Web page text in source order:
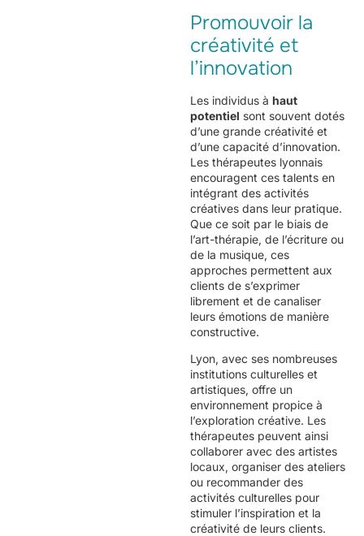
Promouvoir la
créativité et
l’innovation
Les individus à haut
potentiel sont souvent dotés
d’une grande créativité et
d’une capacité d’innovation.
Les thérapeutes lyonnais
encouragent ces talents en
intégrant des activités
créatives dans leur pratique.
Que ce soit par le biais de
l’art-thérapie, de l’écriture ou
de la musique, ces
approches permettent aux
clients de s’exprimer
librement et de canaliser
leurs émotions de manière
constructive.
Lyon, avec ses nombreuses
institutions culturelles et
artistiques, offre un
environnement propice à
l’exploration créative. Les
thérapeutes peuvent ainsi
collaborer avec des artistes
locaux, organiser des ateliers
ou recommander des
activités culturelles pour
stimuler l’inspiration et la
créativité de leurs clients.